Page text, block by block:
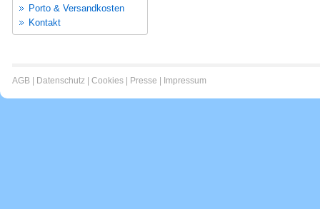
Porto & Versandkosten
Kontakt
AGB Datenschutz Cookies Presse Impressum